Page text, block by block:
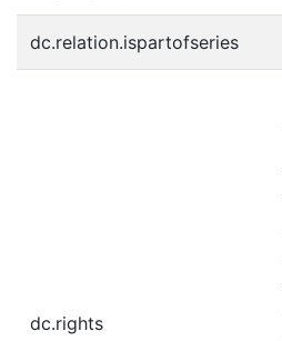
dc.relation.ispartofseries
dc.rights